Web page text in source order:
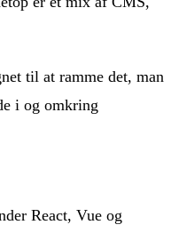
til at ramme det, man
i og omkring
React, Vue og